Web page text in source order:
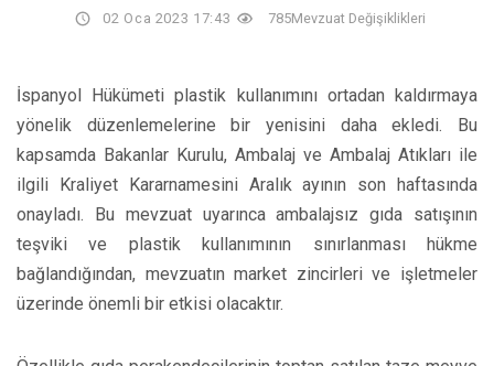
02 Oca 2023 17:43 785Mevzuat Değişiklikleri
İspanyol Hükümeti plastik kullanımını ortadan kaldırmaya
yönelik düzenlemelerine bir yenisini daha ekledi. Bu
kapsamda Bakanlar Kurulu, Ambalaj ve Ambalaj Atıkları ile
ilgili Kraliyet Kararnamesini Aralık ayının son haftasında
onayladı. Bu mevzuat uyarınca ambalajsız gıda satışının
teşviki ve plastik kullanımının sınırlanması hükme
bağlandığından, mevzuatın market zincirleri ve işletmeler
üzerinde önemli bir etkisi olacaktır.